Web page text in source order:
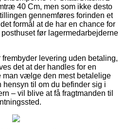
40 Cm, men som ikke desto
gennemføres forinden et
formål at de har en chance for
før lagermedarbejderne
levering uden betaling,
det at der handles for en
man vælge den mest betalelige
til om du befinder sig i
– vil blive at få fragtmanden til